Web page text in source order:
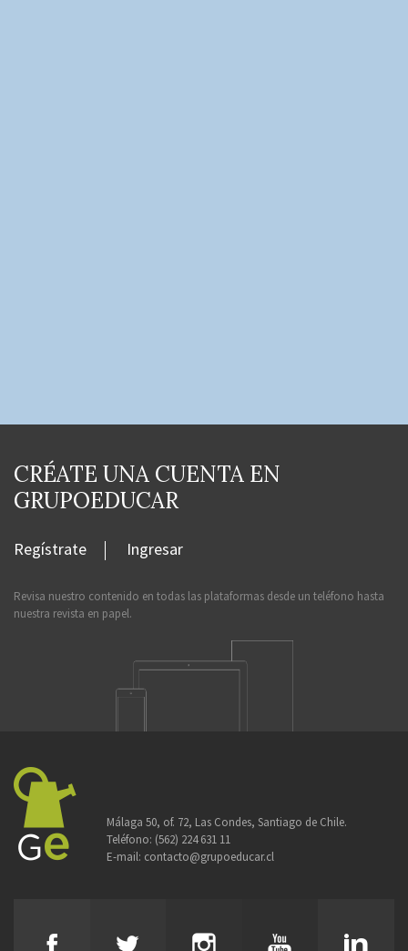
CRÉATE UNA CUENTA EN
GRUPOEDUCAR
Regístrate Ingresar
Revisa nuestro contenido en todas las plataformas desde un teléfono hasta
nuestra revista en papel.
Málaga 50, of. 72, Las Condes, Santiago de Chile.
Teléfono: (562) 224 631 11
E-mail: contacto@grupoeducar.cl